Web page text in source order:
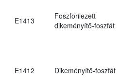
E1413
Foszforilezett
dikeményítő-foszfát
E1412 Dikeményítő-foszfát